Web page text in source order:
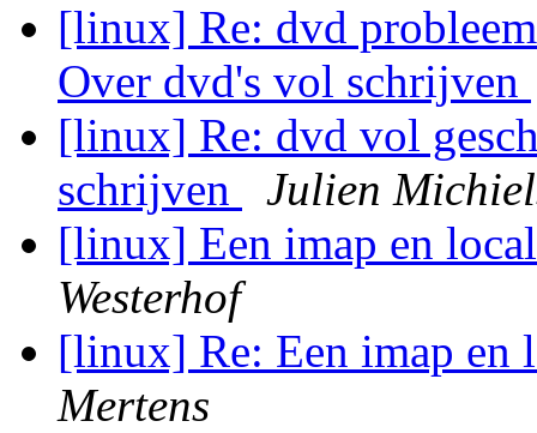
[linux] Re: dvd
Over dvd's vol schrijven
[linux] Re: dvd vol
schrijven
Julien
[linux] Een imap en
Westerhof
[linux] Re: Een imap en
Mertens